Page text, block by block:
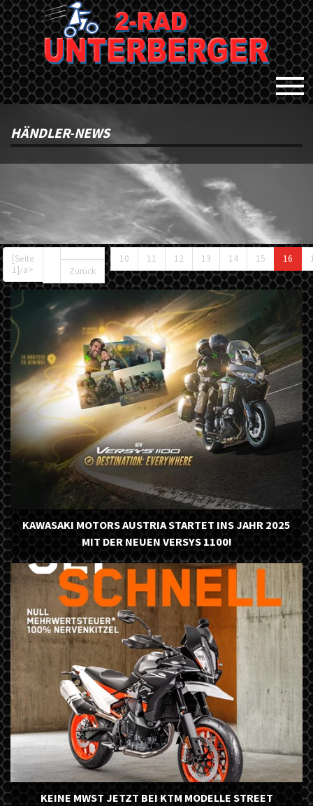
HÄNDLER-NEWS
[Seite
1]/a>
Zurück
... 10 11 12 13 14 15 16
KAWASAKI MOTORS AUSTRIA STARTET INS JAHR 2025
MIT DER NEUEN VERSYS 1100!
KEINE MWST JETZT BEI KTM MODELLE STREET